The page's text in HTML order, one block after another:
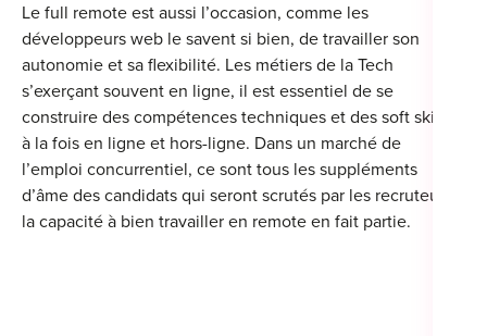
Le full remote est aussi l’occasion, comme les
développeurs web le savent si bien, de travailler son
autonomie et sa flexibilité. Les métiers de la Tech
s’exerçant souvent en ligne, il est essentiel de se
construire des compétences techniques et des soft skills,
à la fois en ligne et hors-ligne. Dans un marché de
l’emploi concurrentiel, ce sont tous les suppléments
d’âme des candidats qui seront scrutés par les recruteurs,
la capacité à bien travailler en remote en fait partie.